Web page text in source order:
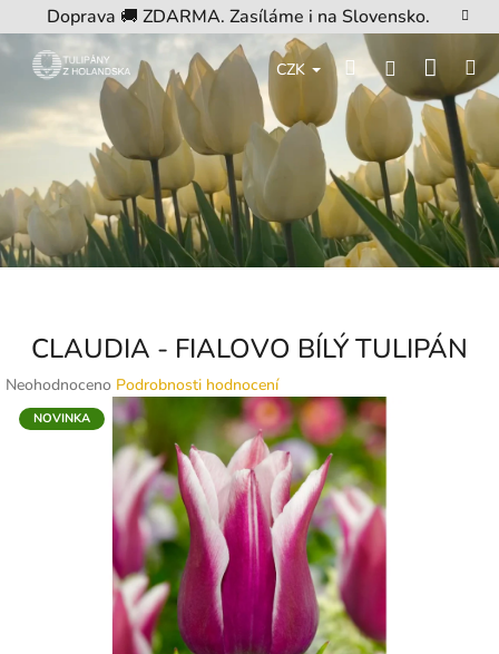
na
obsah
Doprava 🚚 ZDARMA. Zasíláme i na Slovensko.
CZK HledatPřihlášení
košík
CLAUDIA - FIALOVO BÍLÝ TULIPÁN
Průměrné
hodnocení
produktu
Neohodnoceno Podrobnosti hodnocení
NOVINKA